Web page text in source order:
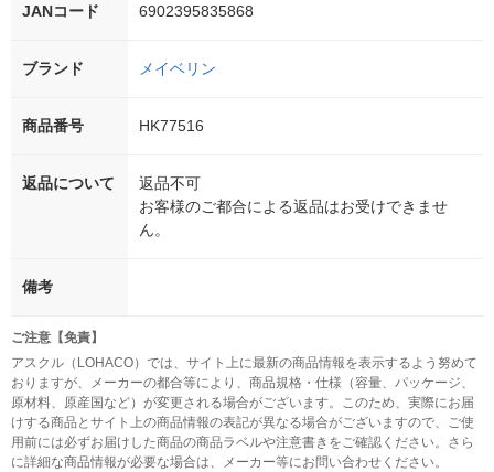
JANコード 6902395835868
ブランド メイベリン
商品番号 HK77516
返品について
返品不可
お客様のご都合による返品はお受けできませ
ん。
備考
ご注意【免責】
アスクル（LOHACO）では、サイト上に最新の商品情報を表示するよう努めて
おりますが、メーカーの都合等により、商品規格・仕様（容量、パッケージ、
原材料、原産国など）が変更される場合がございます。このため、実際にお届
けする商品とサイト上の商品情報の表記が異なる場合がございますので、ご使
用前には必ずお届けした商品の商品ラベルや注意書きをご確認ください。さら
に詳細な商品情報が必要な場合は、メーカー等にお問い合わせください。